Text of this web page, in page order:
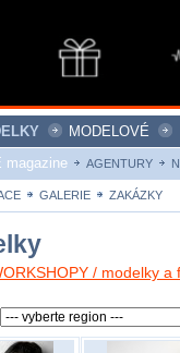
MODELOVÉ
magazine
AGENTURY
GALERIE ZAKÁZKY
/ modelky